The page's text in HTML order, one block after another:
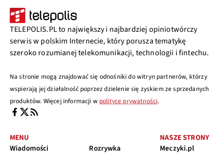
TELEPOLIS.PL to największy i najbardziej opiniotwórczy
serwis w polskim Internecie, który porusza tematykę
szeroko rozumianej telekomunikacji, technologii i fintechu.
Na stronie mogą znajdować się odnośniki do witryn partnerów, którzy
wspierają jej działalność poprzez dzielenie się zyskiem ze sprzedanych
produktów. Więcej informacji w polityce prywatności.
MENU
Wiadomości
Rozrywka
NASZE STRONY
Meczyki.pl